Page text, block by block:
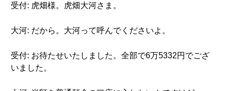
受付: 虎畑様。虎畑大河さま。
大河: だから。大河って呼んでくださいよ。
受付: お待たせいたしました。全部で6万5332円でござ
いました。